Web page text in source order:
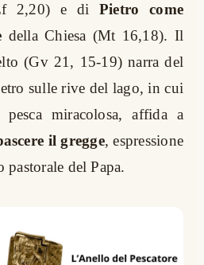
2,20) e di
Pietro come
della Chiesa (Mt 16,18). Il
(Gv 21, 15-19) narra del
sulle rive del lago, in cui
miracolosa, affida a
il gregge, espressione
del Papa.